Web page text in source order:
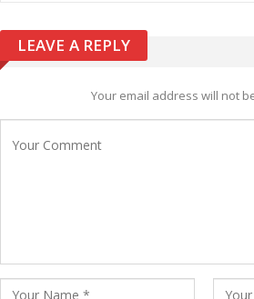
LEAVE A REPLY
Your email address will not